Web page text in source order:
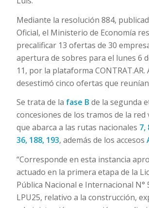
Mediante la resolución 884,
Oficial, el Ministerio de Economía
precalificar 13 ofertas de 30
apertura de sobres para el lunes 6
11, por la plataforma CONTRAT.AR.
desestimó cinco ofertas que
Se trata de la fase B de la segunda
concesiones de los tramos de la red
que abarca a las rutas nacionales 7,
36, 188, 193, además de los accesos
“Corresponde en esta instancia
actuado en la primera etapa de la
Pública Nacional e Internacional N°
LPU25, relativo a la construcción,